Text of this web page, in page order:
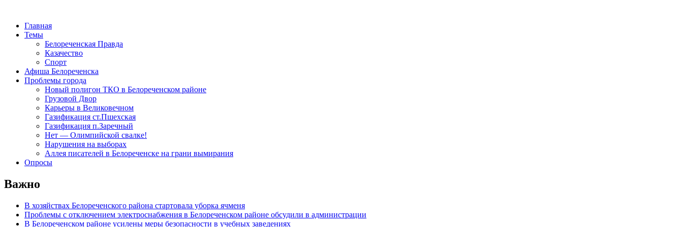
Главная
Темы
Белореченская Правда
Казачество
Спорт
Афиша Белореченска
Проблемы города
Новый полигон ТКО в Белореченском районе
Грузовой Двор
Карьеры в Великовечном
Газификация ст.Пшехская
Газификация п.Заречный
Нет — Олимпийской свалке!
Нарушения на выборах
Аллея писателей в Белореченске на грани вымирания
Опросы
Важно
В хозяйствах Белореченского района стартовала уборка ячменя
Проблемы с отключением электроснабжения в Белореченском районе обсудили в администрации
В Белореченском районе усилены меры безопасности в учебных заведениях